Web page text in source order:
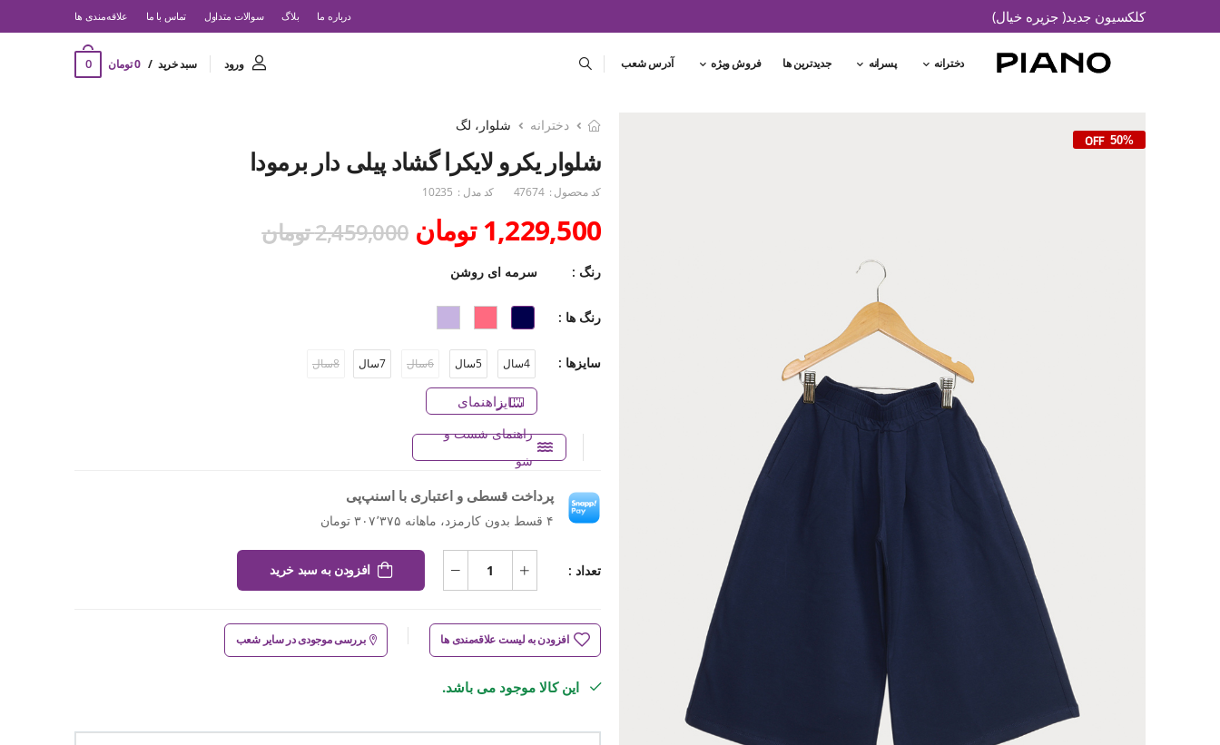
کلکسیون جدید( جزیره خیال) درباره ما بلاگ سوالات متداول تماس با ما ‌علاقه‌مندی ها
دخترانه پسرانه جدیدترین ها فروش ویژه آدرس شعب ورود سبد خرید 0 تومان 0
50%
دخترانه شلوار، لگ
شلوار یکرو لایکرا گشاد پیلی دار برمودا
کد محصول : 47674 کد مدل : 10235
1,229,500 تومان 2,459,000 تومان
رنگ : سرمه ای روشن
رنگ ها :
سایزها : 4سال 5سال 6سال 7سال 8سال
راهنمای سایز
راهنمای شست و
شو
پرداخت قسطی و اعتباری با اسنپ‌پی
۴ قسط بدون کارمزد، ماهانه ۳۰۷٬۳۷۵ تومان
تعداد : افزودن به سبد خرید
افزودن به لیست علاقه‌مندی ها بررسی موجودی در سایر شعب
این کالا موجود می باشد.